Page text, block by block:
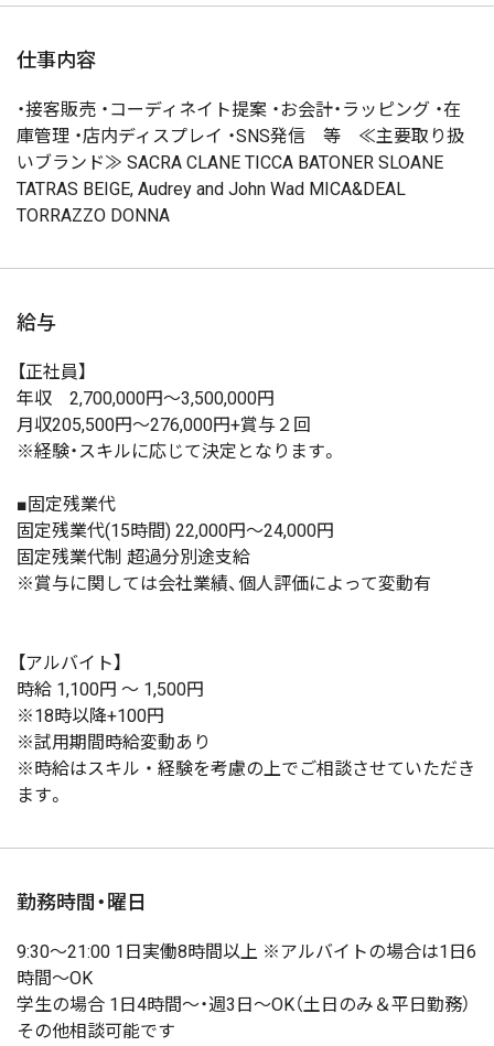
仕事内容
・接客販売 ・コーディネイト提案 ・お会計・ラッピング ・在
庫管理 ・店内ディスプレイ ・SNS発信 等 ≪主要取り扱
いブランド≫ SACRA CLANE TICCA BATONER SLOANE
TATRAS BEIGE, Audrey and John Wad MICA&DEAL
TORRAZZO DONNA
給与
【正社員】
年収 2,700,000円～3,500,000円
月収205,500円～276,000円+賞与２回
※経験・スキルに応じて決定となります。
■固定残業代
固定残業代(15時間) 22,000円～24,000円
固定残業代制 超過分別途支給
※賞与に関しては会社業績、個人評価によって変動有
【アルバイト】
時給 1,100円 ～ 1,500円
※18時以降+100円
※試用期間時給変動あり
※時給はスキル‧経験を考慮の上でご相談させていただき
ます。
勤務時間・曜日
9:30～21:00 1日実働8時間以上 ※アルバイトの場合は1日6
時間～OK
学生の場合 1日4時間～・週3日～OK（土日のみ＆平日勤務）
その他相談可能です